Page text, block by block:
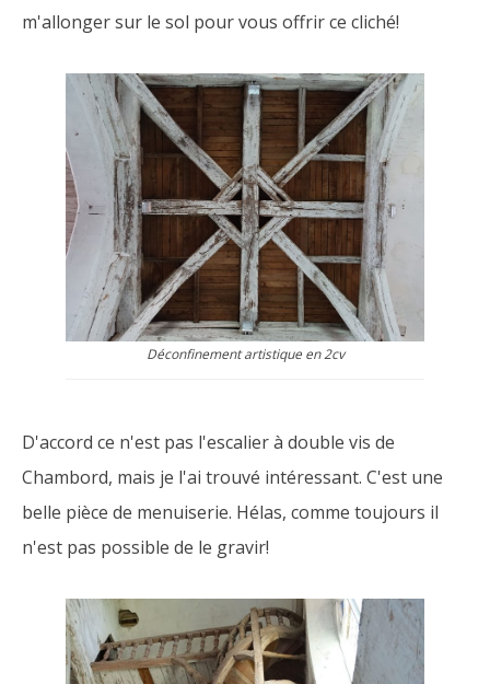
m'allonger sur le sol pour vous offrir ce cliché!
Déconfinement artistique en 2cv
D'accord ce n'est pas l'escalier à double vis de
Chambord, mais je l'ai trouvé intéressant. C'est une
belle pièce de menuiserie. Hélas, comme toujours il
n'est pas possible de le gravir!